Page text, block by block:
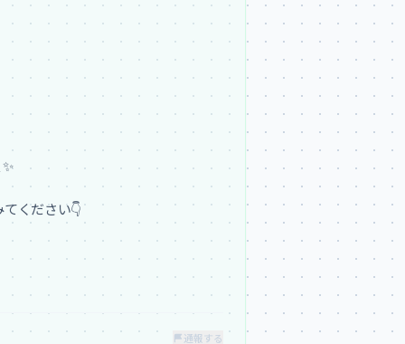
ください👇
通報する